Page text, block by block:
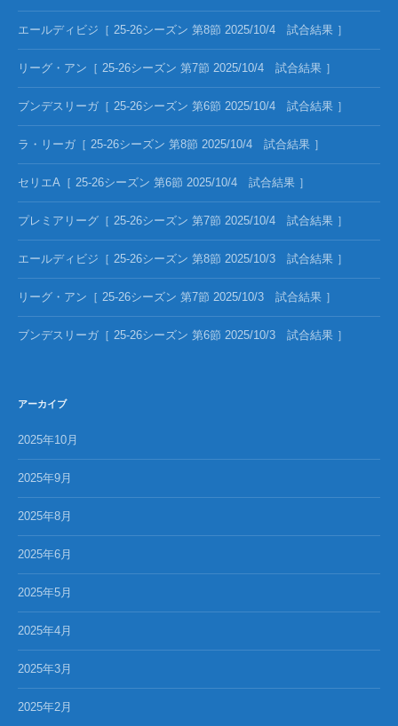
エールディビジ［ 25-26シーズン 第8節 2025/10/4 試合結果 ］
リーグ・アン［ 25-26シーズン 第7節 2025/10/4 試合結果 ］
ブンデスリーガ［ 25-26シーズン 第6節 2025/10/4 試合結果 ］
ラ・リーガ［ 25-26シーズン 第8節 2025/10/4 試合結果 ］
セリエA［ 25-26シーズン 第6節 2025/10/4 試合結果 ］
プレミアリーグ［ 25-26シーズン 第7節 2025/10/4 試合結果 ］
エールディビジ［ 25-26シーズン 第8節 2025/10/3 試合結果 ］
リーグ・アン［ 25-26シーズン 第7節 2025/10/3 試合結果 ］
ブンデスリーガ［ 25-26シーズン 第6節 2025/10/3 試合結果 ］
アーカイブ
2025年10月
2025年9月
2025年8月
2025年6月
2025年5月
2025年4月
2025年3月
2025年2月